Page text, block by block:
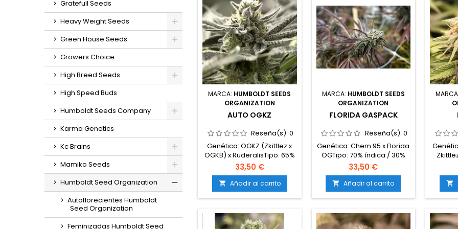
Gratefull Seeds
Heavy Weight Seeds
Green House Seeds
Growers Choice
High Breed Seeds
High Speed Buds
Humboldt Seeds Company
Karma Genetics
Kc Brains
Mamiko Seeds
Humboldt Seed Organization
Autoflorecientes Humboldt
Seed Organization
Feminizadas Humboldt Seed
MARCA: HUMBOLDT SEEDS
ORGANIZATION
AUTO OGKZ
Reseña(s):0
Genética: OGKZ (Zkittlez x
OGKB) x RuderalisTipo: 65%
índica / 35%
sativaContenido de
THC: Hasta 22%Tiempo de
cultivo (ciclo completo): 75-
80 días desde la
interior: 450-550
33,50 €
 Añadir al carrito
MARCA: HUMBOLDT SEEDS
ORGANIZATION
FLORIDA GASPACK
Reseña(s): 0
Genética: Chem 95 x Florida
OGTipo: 70% índica / 30%
sativaContenido de
THC: Hasta 27%Tiempo de
floración: 8-9 semanas en
interiorProducción en
interior: 500-600
exterior: 1000-1200
33,50 €
 Añadir al carrito
35%
THC:
